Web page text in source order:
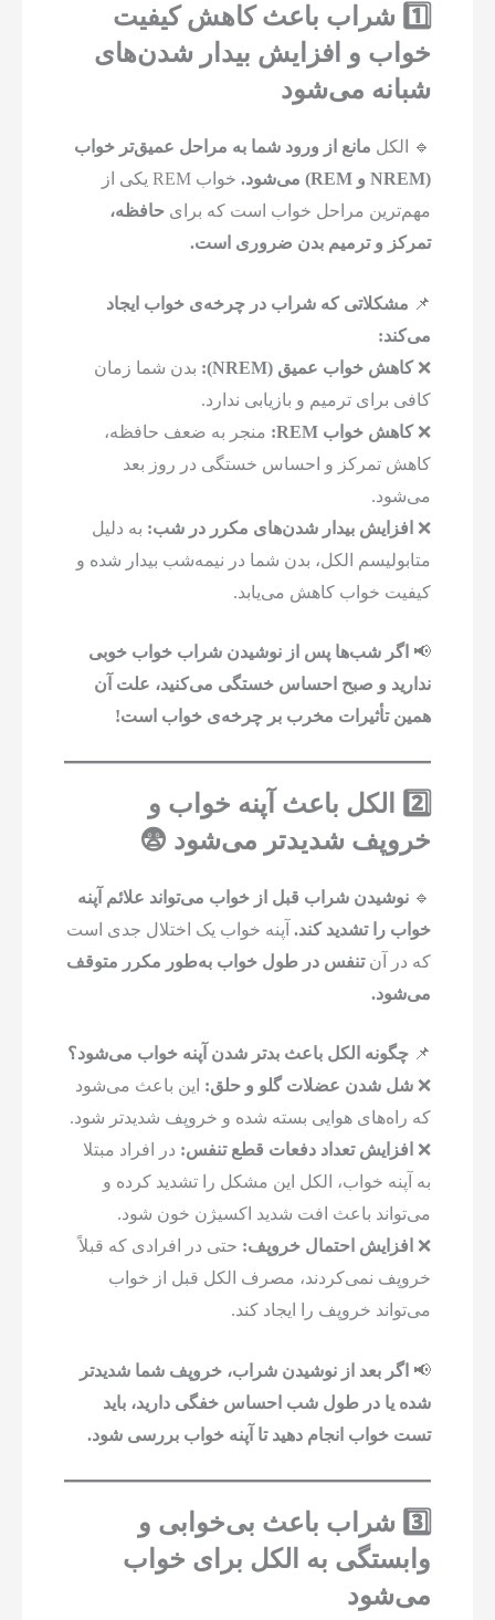
1️⃣ شراب باعث کاهش کیفیت
خواب و افزایش بیدار شدن‌های
شبانه می‌شود
🔹 الکل مانع از ورود شما به مراحل عمیق‌تر خواب
(NREM و REM) می‌شود.
خواب REM یکی از
مهم‌ترین مراحل خواب است که برایحافظه،
تمرکز و ترمیم بدن ضروری است.
📌 مشکلاتی که شراب در چرخه‌ی خواب ایجاد
می‌کند:
❌کاهش خواب عمیق (NREM):
بدن شما زمان
کافی برای ترمیم و بازیابی ندارد.
❌کاهش خواب REM:
منجر به ضعف حافظه،
کاهش تمرکز و احساس خستگی در روز بعد
می‌شود.
❌ افزایش بیدار شدن‌های مکرر در شب: به دلیل
متابولیسم الکل، بدن شما در نیمه‌شب بیدار شده و
کیفیت خواب کاهش می‌یابد.
📢 اگر شب‌ها پس از نوشیدن شراب خواب خوبی
ندارید و صبح احساس خستگی می‌کنید، علت آن
همین تأثیرات مخرب بر چرخه‌ی خواب است!
2️⃣ الکل باعث آپنه خواب و
خروپف شدیدتر می‌شود 😨
🔹نوشیدن شراب قبل از خواب می‌تواند علائم آپنه
خواب را تشدید کند. آپنه خواب یک اختلال جدی است
که در آنتنفس در طول خواب به‌طور مکرر متوقف
می‌شود.
📌چگونه الکل باعث بدتر شدن آپنه خواب می‌شود؟
❌شل شدن عضلات گلو و حلق: این باعث می‌شود
که راه‌های هوایی بسته شده و خروپف شدیدتر شود.
❌ افزایش تعداد دفعات قطع تنفس: در افراد مبتلا
به آپنه خواب، الکل این مشکل را تشدید کرده و
می‌تواند باعث افت شدید اکسیژن خون شود.
❌ افزایش احتمال خروپف: حتی در افرادی که قبلاً
خروپف نمی‌کردند، مصرف الکل قبل از خواب
می‌تواند خروپف را ایجاد کند.
📢 اگر بعد از نوشیدن شراب، خروپف شما شدیدتر
شده یا در طول شب احساس خفگی دارید، باید
تست خواب انجام دهید تا آپنه خواب بررسی شود.
3️⃣ شراب باعث بی‌خوابی و
وابستگی به الکل برای خواب
می‌شود